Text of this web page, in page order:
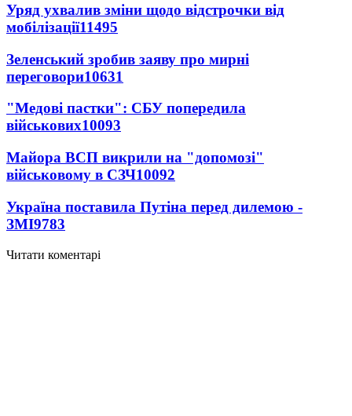
Уряд ухвалив зміни щодо відстрочки від
мобілізації11495
Зеленський зробив заяву про мирні
переговори10631
"Медові пастки": СБУ попередила
військових10093
Майора ВСП викрили на "допомозі"
військовому в СЗЧ10092
Україна поставила Путіна перед дилемою -
ЗМІ9783
Читати коментарі